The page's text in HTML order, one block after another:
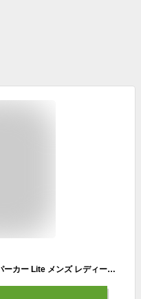
【6％OFFクーポン】防風 ストレッチ パーカー Lite メンズ レディース 春 夏 全7色 S-3L 軽量 薄手 アウター ウインドブレーカー 防風パーカー スポーツ キャンプ 釣り 登山 ジャケット アウトドア コンパクト バイク 自転車 防寒 撥水 防水 UVカット 【013132】